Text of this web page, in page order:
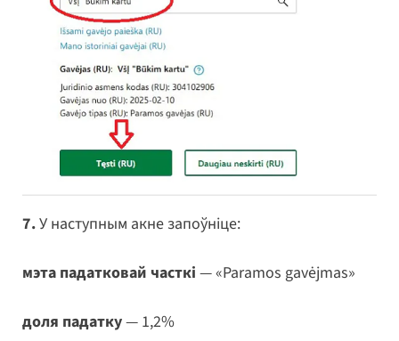
7.У наступным акне запоўніце:
мэта падатковай часткі — «Paramos gavėjmas»
доля падатку— 1,2%